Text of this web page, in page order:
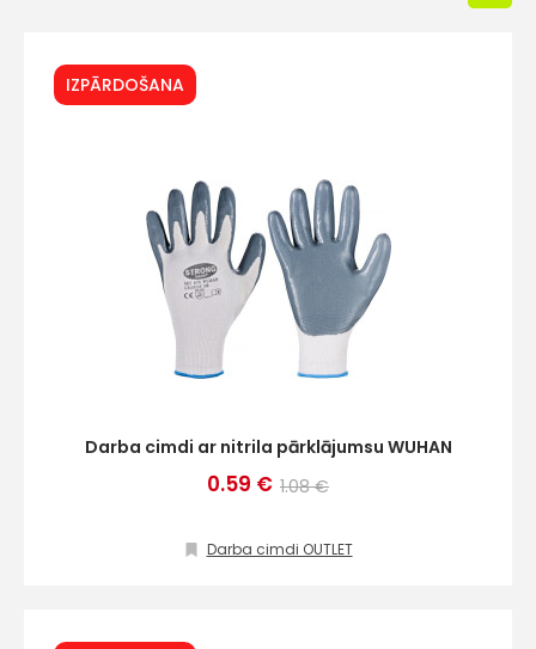
IZPĀRDOŠANA
Darba cimdi ar nitrila pārklājumsu WUHAN
0.59 € 1.08 €
Darba cimdi OUTLET